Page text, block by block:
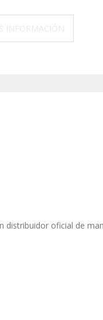
distribuidor oficial de